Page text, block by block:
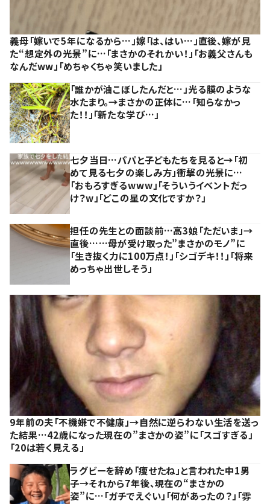
義母「嫁いで5年になるから…」嫁「は、はい…」直後、嫁が見
た“想定外の光景”に…「まさかのそれかい！」「お義父さんも
なんだww」「めちゃくちゃ笑いました」
「誰かが油こぼしたんだと…」光る膜のような
水たまり。→まさかの正体に…「知らなかっ
た！！」「新たな学び…」
七夕当日…パパと子どもたちを見ると→「初
めて見る七夕の楽しみ方」衝撃の光景に…
「おもろすぎるwww」「そういうイベントだっ
け？w」「どこの星の文化ですか？」
担任の先生との面談前…高3娘「ただいま」→
直後……母が受け取った”まさかのモノ”に
「生き抜く力に100万点！」「シゴデキ！！」「将来
めっちゃ出世しそう」
9年前の夫「不機嫌で不健康」→自然に逆らわない生活を送っ
た結果…42歳になった現在の”まさかの姿”に「スゴすぎる」
「20は若く見える」
ラグビーを辞め「痩せたね」と言われた中1男
子→それから7年後、現在の“まさかの
姿”に…「ガチでえぐい」「何があったの？」「雰